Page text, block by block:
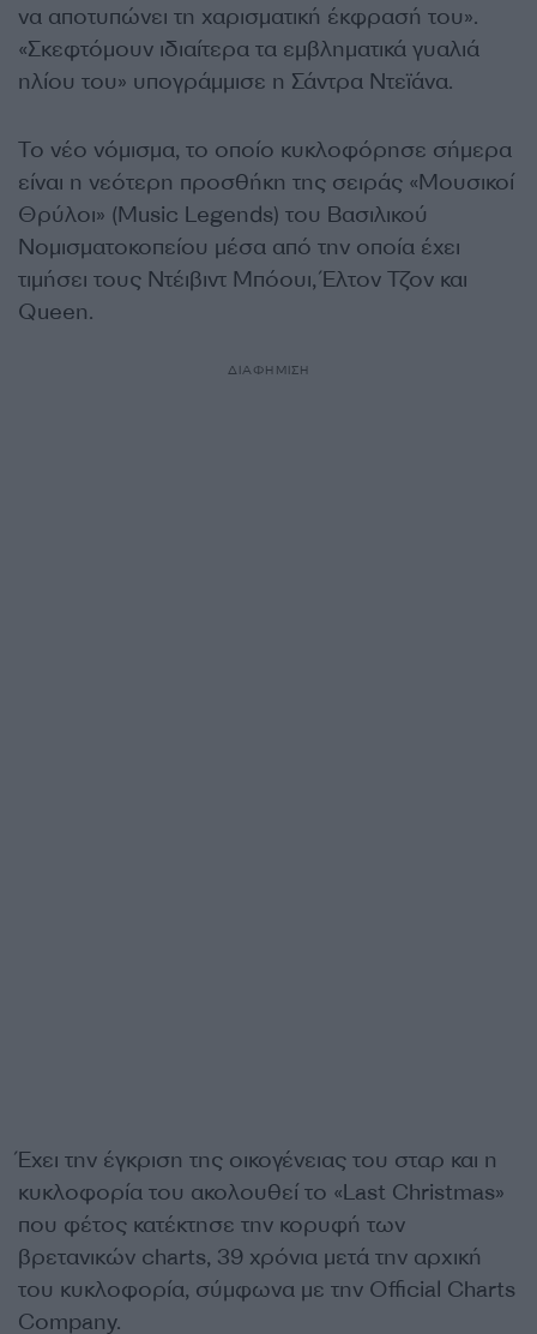
να αποτυπώνει τη χαρισματική έκφρασή του».
«Σκεφτόμουν ιδιαίτερα τα εμβληματικά γυαλιά
ηλίου του» υπογράμμισε η Σάντρα Ντεϊάνα.
Το νέο νόμισμα, το οποίο κυκλοφόρησε σήμερα
είναι η νεότερη προσθήκη της σειράς «Μουσικοί
Θρύλοι» (Music Legends) του Βασιλικού
Νομισματοκοπείου μέσα από την οποία έχει
τιμήσει τους Ντέιβιντ Μπόουι, Έλτον Τζον και
Queen.
ΔΙΑΦΗΜΙΣΗ
Έχει την έγκριση της οικογένειας του σταρ και η
κυκλοφορία του ακολουθεί το «Last Christmas»
που φέτος κατέκτησε την κορυφή των
βρετανικών charts, 39 χρόνια μετά την αρχική
του κυκλοφορία, σύμφωνα με την Official Charts
Company.